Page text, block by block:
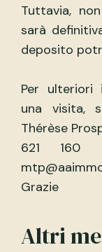
Tuttavia,
sarà
deposito
Per ulteriori
una visita,
Thérèse
621 160
Grazie
Altri